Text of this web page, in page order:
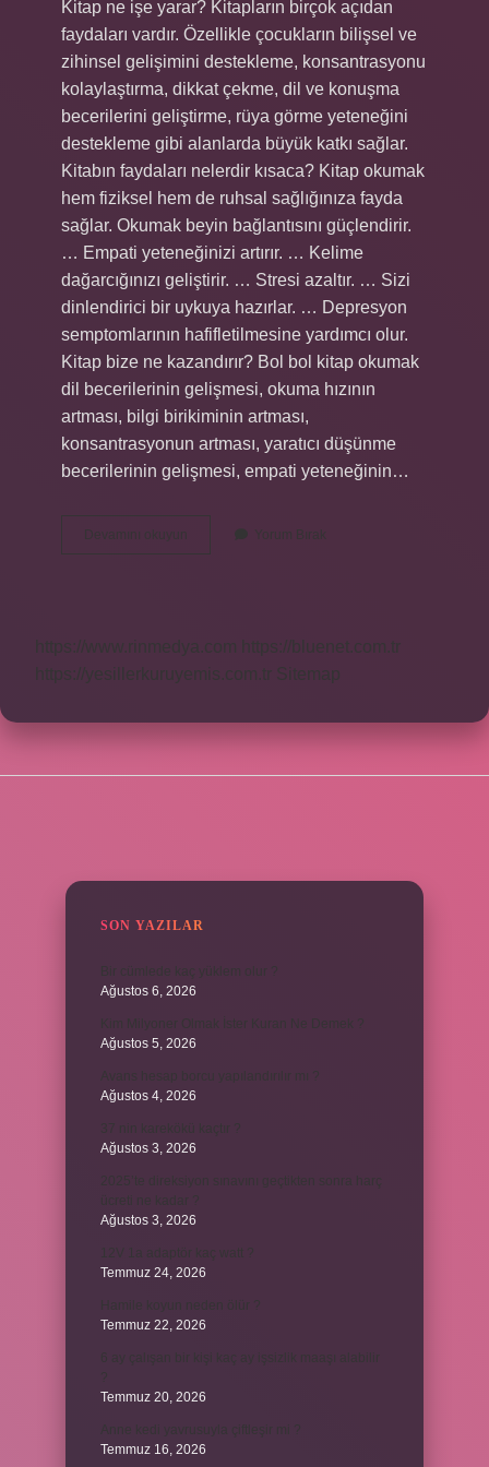
Kitap ne işe yarar? Kitapların birçok açıdan
faydaları vardır. Özellikle çocukların bilişsel ve
zihinsel gelişimini destekleme, konsantrasyonu
kolaylaştırma, dikkat çekme, dil ve konuşma
becerilerini geliştirme, rüya görme yeteneğini
destekleme gibi alanlarda büyük katkı sağlar.
Kitabın faydaları nelerdir kısaca? Kitap okumak
hem fiziksel hem de ruhsal sağlığınıza fayda
sağlar. Okumak beyin bağlantısını güçlendirir.
… Empati yeteneğinizi artırır. … Kelime
dağarcığınızı geliştirir. … Stresi azaltır. … Sizi
dinlendirici bir uykuya hazırlar. … Depresyon
semptomlarının hafifletilmesine yardımcı olur.
Kitap bize ne kazandırır? Bol bol kitap okumak
dil becerilerinin gelişmesi, okuma hızının
artması, bilgi birikiminin artması,
konsantrasyonun artması, yaratıcı düşünme
becerilerinin gelişmesi, empati yeteneğinin…
Devamını okuyun
Ne
Yorum Bırak
https://www.rinmedya.com
https://bluenet.com.tr
https://yesillerkuruyemis.com.tr Sitemap
SON YAZILAR
Ağustos 6, 2026
Ağustos 5, 2026
Avans hesap borcu yapılandırılır mı ?
Ağustos 4, 2026
Ağustos 3, 2026
Ağustos 3, 2026
Temmuz 24, 2026
Temmuz 22, 2026
Temmuz 20, 2026
Temmuz 16, 2026